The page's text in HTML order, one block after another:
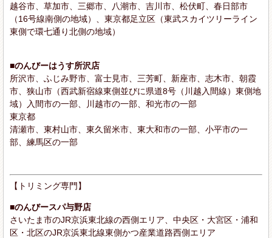
越谷市、草加市、三郷市、八潮市、吉川市、松伏町、春日部市
（16号線南側の地域）、東京都足立区（東武スカイツリーライン
東側で環七通り北側の地域）
■のんびーはうす所沢店
所沢市、ふじみ野市、富士見市、三芳町、新座市、志木市、朝霞
市、狭山市（西武新宿線東側並びに県道8号（川越入間線）東側地
域）入間市の一部、川越市の一部、和光市の一部
東京都
清瀬市、東村山市、東久留米市、東大和市の一部、小平市の一
部、練馬区の一部
【トリミング専門】
■のんびースパ与野店
さいたま市のJR京浜東北線の西側エリア、中央区・大宮区・浦和
区・北区のJR京浜東北線東側かつ産業道路西側エリア